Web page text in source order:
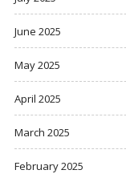
June 2025
May 2025
April 2025
March 2025
February 2025